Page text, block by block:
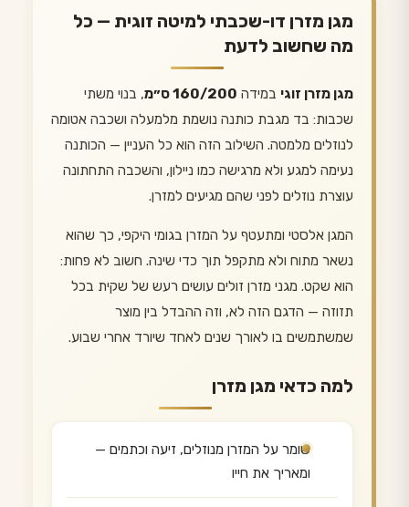
מגן מזרן דו-שכבתי למיטה זוגית — כל
מה שחשוב לדעת
מגן מזרן זוגי במידה 160/200 ס״מ
, בנוי משתי
שכבות: בד מגבת כותנה נושמת מלמעלה ושכבה אטומה
לנוזלים מלמטה. השילוב הזה הוא כל העניין — הכותנה
נעימה למגע ולא מרגישה כמו ניילון, והשכבה התחתונה
עוצרת נוזלים לפני שהם מגיעים למזרן.
המגן אלסטי ומתעטף על המזרן בגומי היקפי, כך שהוא
נשאר מתוח ולא מתקפל תוך כדי שינה. חשוב לא פחות:
הוא שקט. מגני מזרן זולים עושים רעש של שקית בכל
תזוזה — הדגם הזה לא, וזה ההבדל בין מוצר
שמשתמשים בו לאורך שנים לאחד שיורד אחרי שבוע.
למה כדאי מגן מזרן
שומר על המזרן מנוזלים, זיעה וכתמים —
ומאריך את חייו